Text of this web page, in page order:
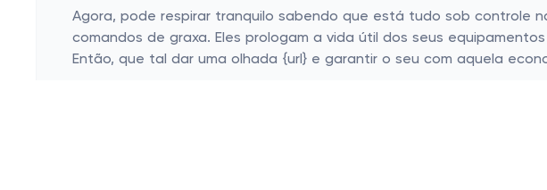
Agora, pode respirar tranquilo sabendo que está tudo sob controle
comandos de graxa. Eles prologam a vida útil dos seus
Então, que tal dar uma olhada {url} e garantir o seu com aquela